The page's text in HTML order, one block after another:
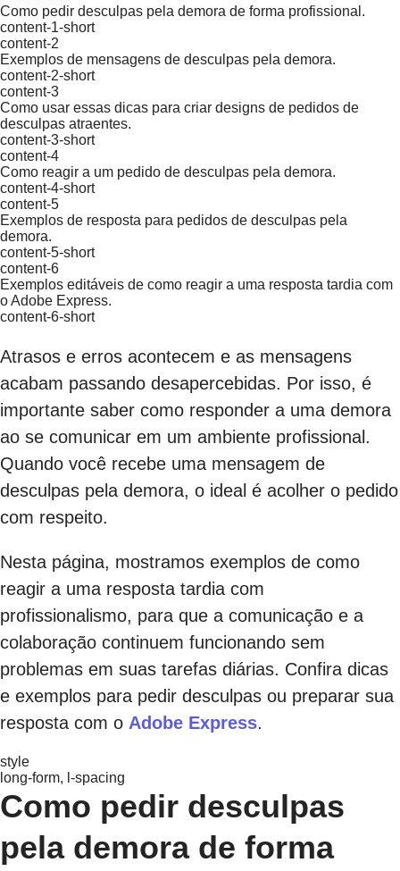
Como pedir desculpas pela demora de forma profissional.
content-1-short
content-2
Exemplos de mensagens de desculpas pela demora.
content-2-short
content-3
Como usar essas dicas para criar designs de pedidos de
desculpas atraentes.
content-3-short
content-4
Como reagir a um pedido de desculpas pela demora.
content-4-short
content-5
Exemplos de resposta para pedidos de desculpas pela
demora.
content-5-short
content-6
Exemplos editáveis de como reagir a uma resposta tardia com
o Adobe Express.
content-6-short
Atrasos e erros acontecem e as mensagens
acabam passando desapercebidas. Por isso, é
importante saber como responder a uma demora
ao se comunicar em um ambiente profissional.
Quando você recebe uma mensagem de
desculpas pela demora, o ideal é acolher o pedido
com respeito.
Nesta página, mostramos exemplos de como
reagir a uma resposta tardia com
profissionalismo, para que a comunicação e a
colaboração continuem funcionando sem
problemas em suas tarefas diárias. Confira dicas
e exemplos para pedir desculpas ou preparar sua
resposta com o Adobe Express.
style
long-form, l-spacing
Como pedir desculpas
pela demora de forma